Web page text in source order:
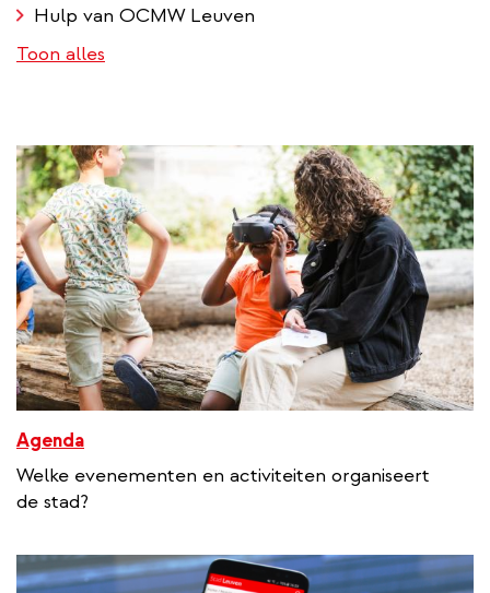
Hulp van OCMW Leuven
Toon alles
Agenda
Welke evenementen en activiteiten organiseert
de stad?